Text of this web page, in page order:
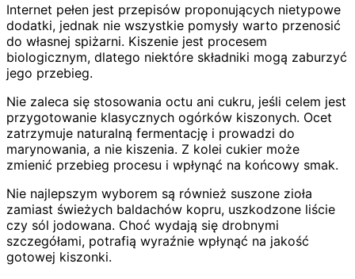
Internet pełen jest przepisów proponujących nietypowe
dodatki, jednak nie wszystkie pomysły warto przenosić
do własnej spiżarni. Kiszenie jest procesem
biologicznym, dlatego niektóre składniki mogą zaburzyć
jego przebieg.
Nie zaleca się stosowania octu ani cukru, jeśli celem jest
przygotowanie klasycznych ogórków kiszonych. Ocet
zatrzymuje naturalną fermentację i prowadzi do
marynowania, a nie kiszenia. Z kolei cukier może
zmienić przebieg procesu i wpłynąć na końcowy smak.
Nie najlepszym wyborem są również suszone zioła
zamiast świeżych baldachów kopru, uszkodzone liście
czy sól jodowana. Choć wydają się drobnymi
szczegółami, potrafią wyraźnie wpłynąć na jakość
gotowej kiszonki.